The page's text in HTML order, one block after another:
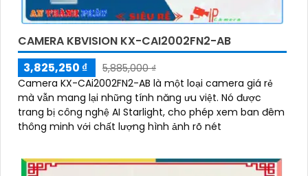
CAMERA KBVISION KX-CAI2002FN2-AB
3,825,250 ₫
5,885,000 ₫
Camera KX-CAi2002FN2-AB là một loại camera giá rẻ
mà vẫn mang lại những tính năng ưu việt. Nó được
trang bị công nghệ AI Starlight, cho phép xem ban đêm
thông minh với chất lượng hình ảnh rõ nét